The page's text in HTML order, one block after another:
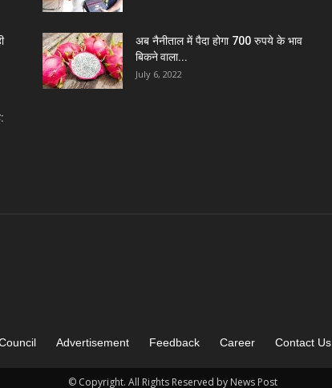
अब नैनीताल में पैदा होगा 700 रुपये के भाव
बिकने वाला...
July 6, 2022
Advertisement Feedback Career Contact Us
© Copyright. All Rights Reserved by News Post